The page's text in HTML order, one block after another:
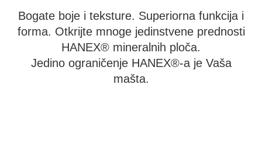
Bogate boje i teksture. Superiorna funkcija i
forma. Otkrijte mnoge jedinstvene prednosti
HANEX® mineralnih ploča.
Jedino ograničenje HANEX®-a je Vaša
mašta.